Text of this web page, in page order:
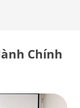
Chính